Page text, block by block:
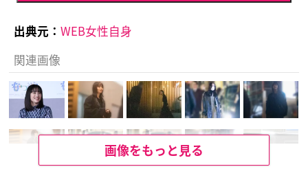
出典元： WEB女性自身
関連画像
画像をもっと見る